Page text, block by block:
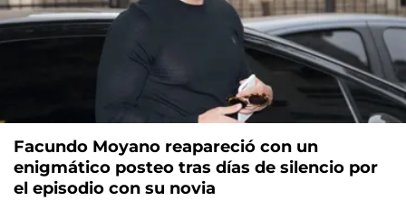
Facundo Moyano reapareció con un
enigmático posteo tras días de silencio por
el episodio con su novia